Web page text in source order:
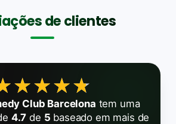
de clientes
Club Barcelona tem uma
4.7 de 5 baseado em mais de